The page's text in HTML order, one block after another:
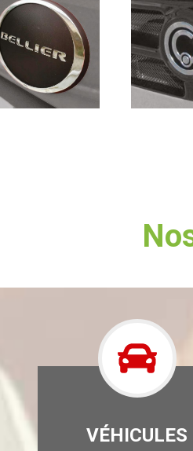
VÉHICULES